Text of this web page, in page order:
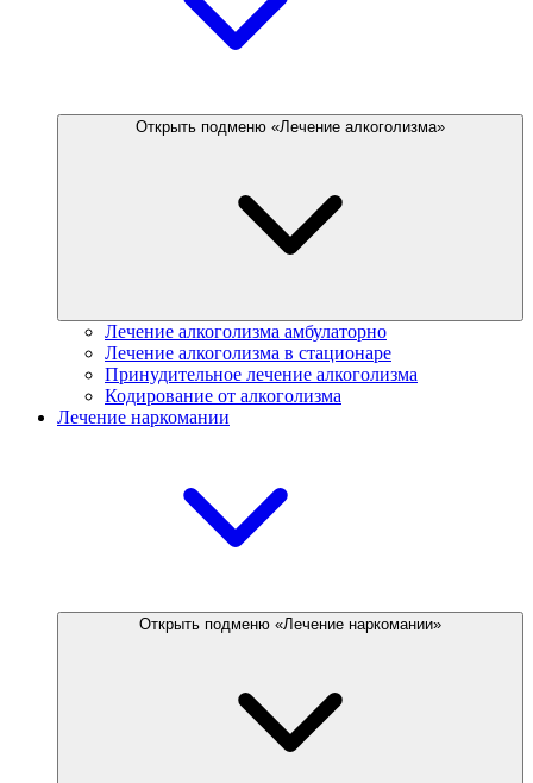
Открыть подменю «Лечение алкоголизма»
Лечение алкоголизма амбулаторно
Лечение алкоголизма в стационаре
Принудительное лечение алкоголизма
Кодирование от алкоголизма
Лечение наркомании
Открыть подменю «Лечение наркомании»